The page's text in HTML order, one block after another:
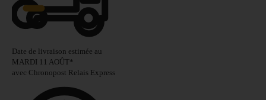
Date de livraison estimée au
MARDI 11 AOÛT*
avec Chronopost Relais Express